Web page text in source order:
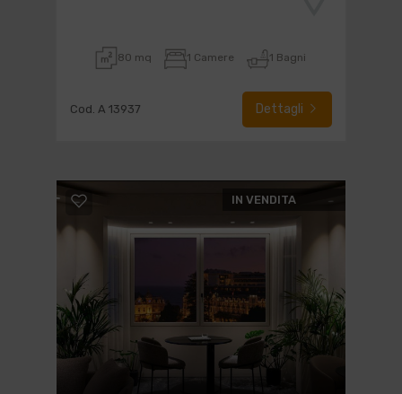
80 mq 1 Camere 1 Bagni
Cod. A 13937 Dettagli
IN VENDITA